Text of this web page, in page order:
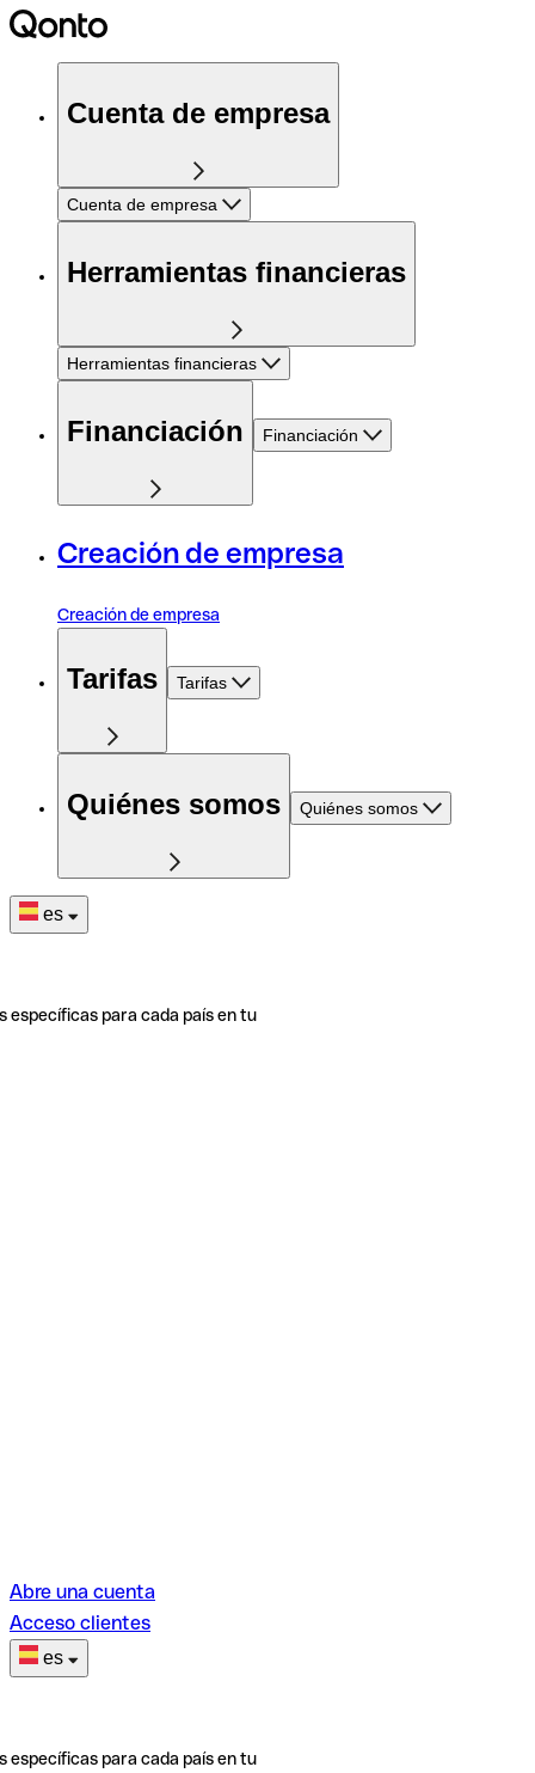
Cuenta de empresa
Cuenta de empresa
Herramientas financieras
Herramientas financieras
Financiación Financiación
Creación de empresa
Creación de empresa
Tarifas Tarifas
Quiénes somos Quiénes somos
es
específicas para cada país en tu
Abre una cuenta
Acceso clientes
es
específicas para cada país en tu